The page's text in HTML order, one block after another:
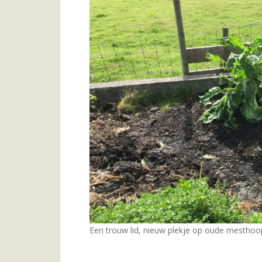
Een trouw lid, nieuw plekje op oude